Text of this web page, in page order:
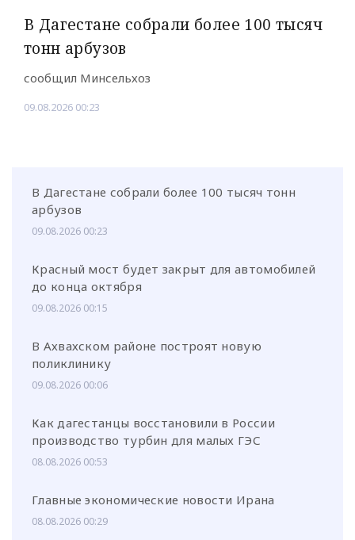
В Дагестане собрали более 100 тысяч
тонн арбузов
сообщил Минсельхоз
09.08.2026 00:23
В Дагестане собрали более 100 тысяч тонн
арбузов
09.08.2026 00:23
Красный мост будет закрыт для автомобилей
до конца октября
09.08.2026 00:15
В Ахвахском районе построят новую
поликлинику
09.08.2026 00:06
Как дагестанцы восстановили в России
производство турбин для малых ГЭС
08.08.2026 00:53
Главные экономические новости Ирана
08.08.2026 00:29